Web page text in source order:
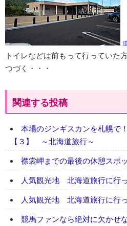
トイレなどは前もって行っていた
つづく・・・
関連する投稿
本場のジンギスカンを札幌で
【３】 ～北海道旅行～
襟裳岬までの最後の休憩ス
人気観光地 北海道旅行に行
人気観光地 北海道旅行に行
競馬ファンなら絶対に欠かせ